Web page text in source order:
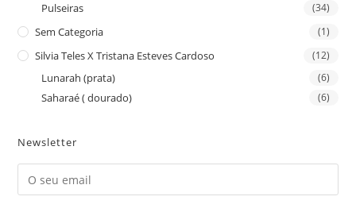
Pulseiras (34)
Sem Categoria (1)
Silvia Teles X Tristana Esteves Cardoso (12)
Lunarah (prata) (6)
Saharaé ( dourado) (6)
Newsletter